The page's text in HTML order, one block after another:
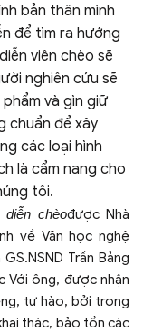
bản thân mình
để tìm ra hướng
viên chèo sẽ
nghiên cứu sẽ
và gìn giữ
chuẩn để xây
các loại hình
là cẩm nang cho
tôi.
chèođược Nhà
về Văn học nghệ
Trần Bảng
Với ông, được nhận
tự hào, bởi trong
thác, bảo tồn các